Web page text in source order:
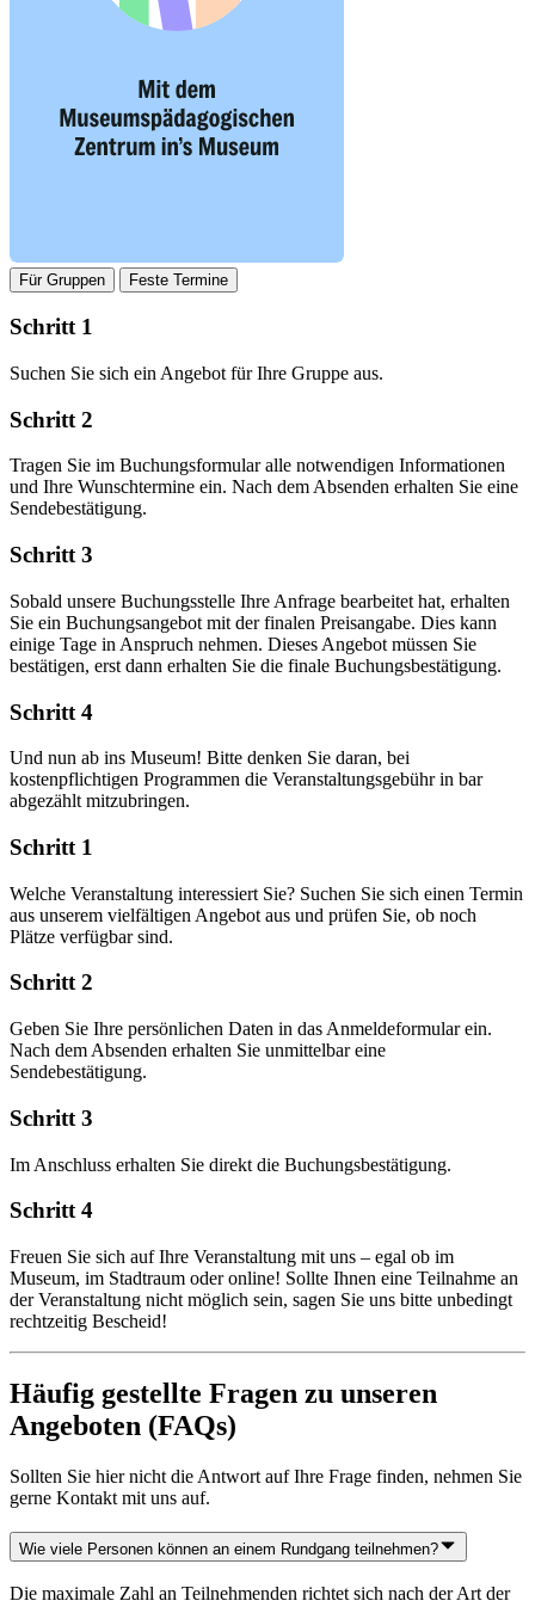
Für Gruppen Feste Termine
Schritt 1
Suchen Sie sich ein Angebot für Ihre Gruppe aus.
Schritt 2
Tragen Sie im Buchungsformular alle notwendigen Informationen
und Ihre Wunschtermine ein. Nach dem Absenden erhalten Sie eine
Sendebestätigung.
Schritt 3
Sobald unsere Buchungsstelle Ihre Anfrage bearbeitet hat, erhalten
Sie ein Buchungsangebot mit der finalen Preisangabe. Dies kann
einige Tage in Anspruch nehmen. Dieses Angebot müssen Sie
bestätigen, erst dann erhalten Sie die finale Buchungsbestätigung.
Schritt 4
Und nun ab ins Museum! Bitte denken Sie daran, bei
kostenpflichtigen Programmen die Veranstaltungsgebühr in bar
abgezählt mitzubringen.
Schritt 1
Welche Veranstaltung interessiert Sie? Suchen Sie sich einen Termin
aus unserem vielfältigen Angebot aus und prüfen Sie, ob noch
Plätze verfügbar sind.
Schritt 2
Geben Sie Ihre persönlichen Daten in das Anmeldeformular ein.
Nach dem Absenden erhalten Sie unmittelbar eine
Sendebestätigung.
Schritt 3
Im Anschluss erhalten Sie direkt die Buchungsbestätigung.
Schritt 4
Freuen Sie sich auf Ihre Veranstaltung mit uns – egal ob im
Museum, im Stadtraum oder online! Sollte Ihnen eine Teilnahme an
der Veranstaltung nicht möglich sein, sagen Sie uns bitte unbedingt
rechtzeitig Bescheid!
Häufig gestellte Fragen zu unseren
Angeboten (FAQs)
Sollten Sie hier nicht die Antwort auf Ihre Frage finden, nehmen Sie
gerne Kontakt mit uns auf.
Wie viele Personen können an einem Rundgang teilnehmen?
Die maximale Zahl an Teilnehmenden richtet sich nach der Art der